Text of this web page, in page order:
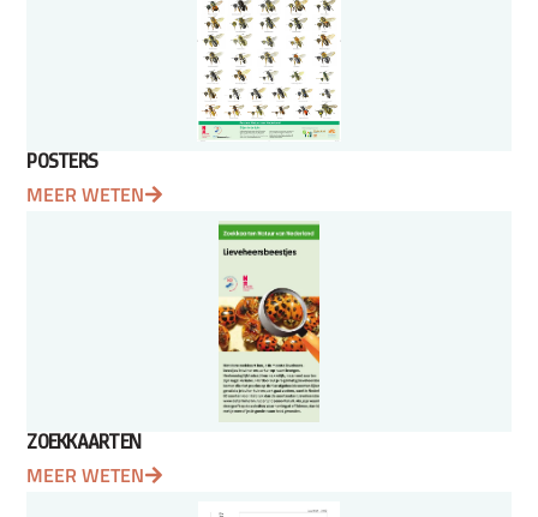
POSTERS
MEER WETEN
ZOEKKAARTEN
MEER WETEN